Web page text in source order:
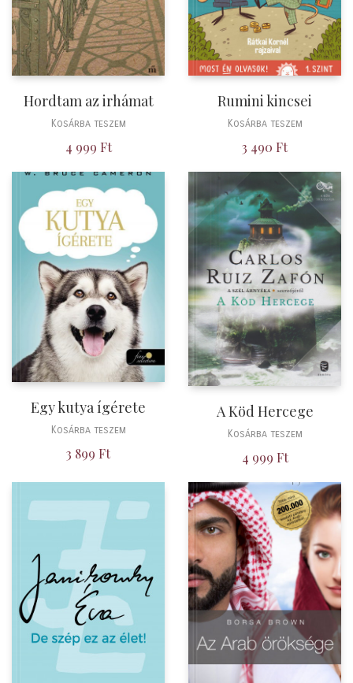
Hordtam az irhámat
Kosárba teszem
4 999 Ft
Rumini kincsei
Kosárba teszem
3 490 Ft
Egy kutya ígérete
Kosárba teszem
3 899 Ft
A Köd Hercege
Kosárba teszem
4 999 Ft